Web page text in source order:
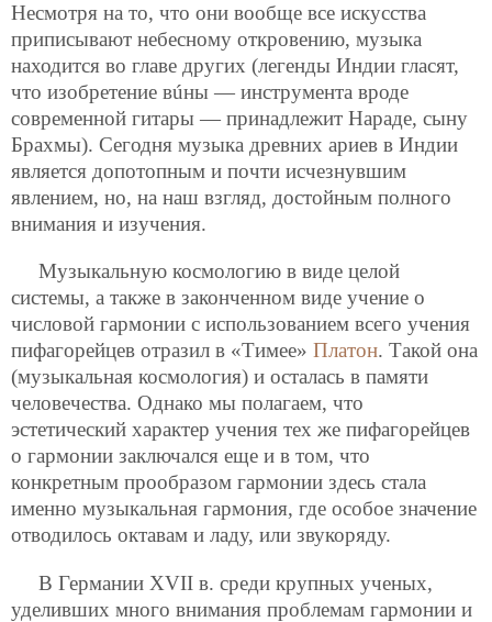
Несмотря на то, что они вообще все искусства
приписывают небесному откровению, музыка
находится во главе других (легенды Индии гласят,
что изобретение вúны — инструмента вроде
современной гитары — принадлежит Нараде, сыну
Брахмы). Сегодня музыка древних ариев в Индии
является допотопным и почти исчезнувшим
явлением, но, на наш взгляд, достойным полного
внимания и изучения.
Музыкальную космологию в виде целой
системы, а также в законченном виде учение о
числовой гармонии с использованием всего учения
пифагорейцев отразил в «Тимее» Платон. Такой она
(музыкальная космология) и осталась в памяти
человечества. Однако мы полагаем, что
эстетический характер учения тех же пифагорейцев
о гармонии заключался еще и в том, что
конкретным прообразом гармонии здесь стала
именно музыкальная гармония, где особое значение
отводилось октавам и ладу, или звукоряду.
В Германии XVII в. среди крупных ученых,
уделивших много внимания проблемам гармонии и